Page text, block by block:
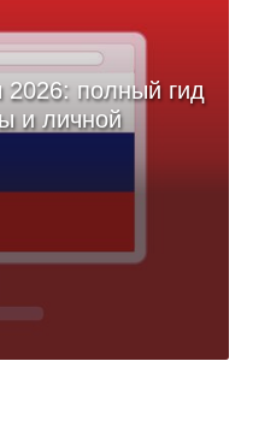
2026: полный гид
и личной